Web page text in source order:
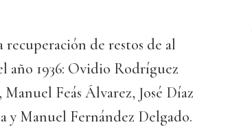
de restos de al
año 1936: Ovidio Rodríguez
Feás Álvarez, José Díaz
y Manuel Fernández Delgado.